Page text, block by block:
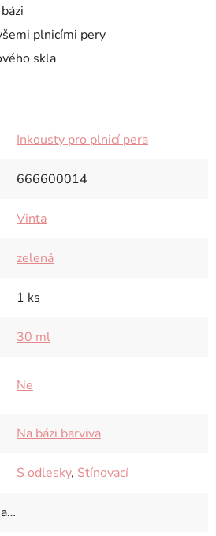
plnicími pery
skla
Inkousty pro plnicí pera
666600014
Vinta
zelená
1 ks
30 ml
Ne
Na bázi barviva
S odlesky, Stínovací